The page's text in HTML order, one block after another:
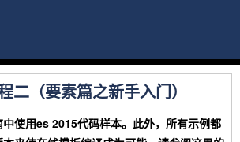
（要素篇之新手入门）
使用es 2015代码样本。此外，所有示例都